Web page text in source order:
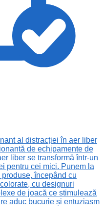
al distracției în aer liber
de echipamente de
liber se transformă într-un
pentru cei mici. Punem la
începând cu
cu designuri
de joacă ce stimulează
aduc bucurie și entuziasm